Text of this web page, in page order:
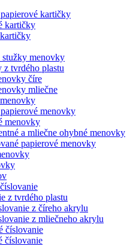
kartičky
kartičky
stužky menovky
tvrdého plastu
číre
mliečne
menovky
menovky
a mliečne ohybné menovky
papierové menovky
z tvrdého plastu
z číreho akrylu
z mliečneho akrylu
číslovanie
číslovanie